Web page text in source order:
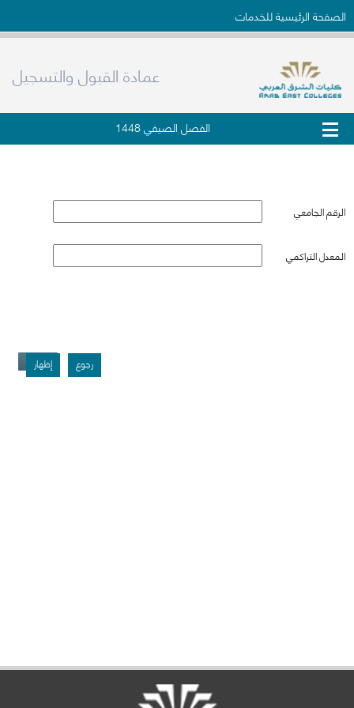
الصفحة الرئيسية للخدمات
عمادة القبول والتسجيل
الفصل الصيفي 1448
الرقم الجامعي
المعدل التراكمي
رجوع إظهار